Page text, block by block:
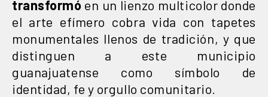
transformó en un lienzo multicolor donde
el arte efímero cobra vida con tapetes
monumentales llenos de tradición, y que
distinguen a este municipio
guanajuatense como símbolo de
identidad, fe y orgullo comunitario.